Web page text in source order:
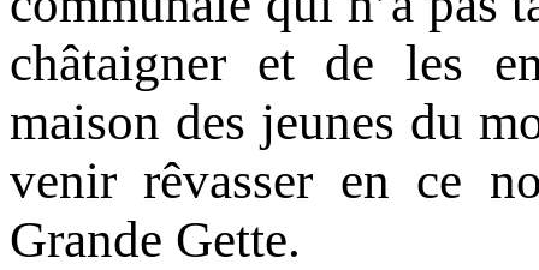
châtaigner et de les
maison des jeunes du
venir rêvasser en ce
Grande Gette.